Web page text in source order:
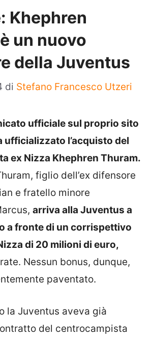
Khephren
un nuovo
della Juventus
di Stefano Francesco Utzeri
ufficiale sul proprio sito
ufficializzato l’acquisto del
ex Nizza Khephren Thuram.
figlio dell’ex difensore
e fratello minore
arriva alla Juventus a
a fronte di un corrispettivo
di 20 milioni di euro,
Nessun bonus, dunque,
paventato.
la Juventus aveva già
del centrocampista